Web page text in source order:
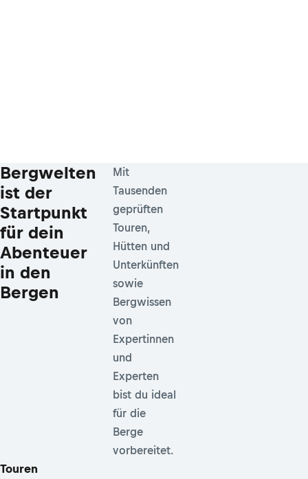
Bergwelten
ist der
Startpunkt
für dein
Abenteuer
in den
Bergen
Mit
Tausenden
geprüften
Touren,
Hütten und
Unterkünften
sowie
Bergwissen
von
Expertinnen
und
Experten
bist du ideal
für die
Berge
vorbereitet.
Touren